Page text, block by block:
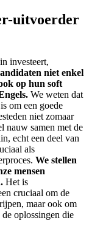
uitvoerder
investeert,
niet enkel
op hun soft
We weten dat
om een goede
niet zomaar
nauw samen met de
echt een deel van
als
We stellen
mensen
Het is
cruciaal om de
maar ook om
oplossingen die